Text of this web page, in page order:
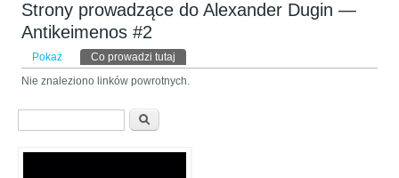
Strony prowadzące do Alexander Dugin —
Antikeimenos #2
Karty podstawowe
Pokaż Co prowadzi tutaj
Nie znaleziono linków powrotnych.
Formularz wyszukiwania